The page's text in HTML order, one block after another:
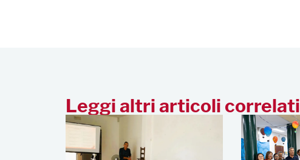
Leggi altri articoli correlati